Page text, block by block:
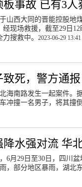
事故 已有3人
山西大同的晋能控股
现场救援，截至29日
搜救中。 2023-06-29 13:41
死，警方通报
海南路发生一起案件
冲撞一名男子，将其撞倒
水强对流 华
6月29日至30日，四川
，部分地区暴雨，湖北